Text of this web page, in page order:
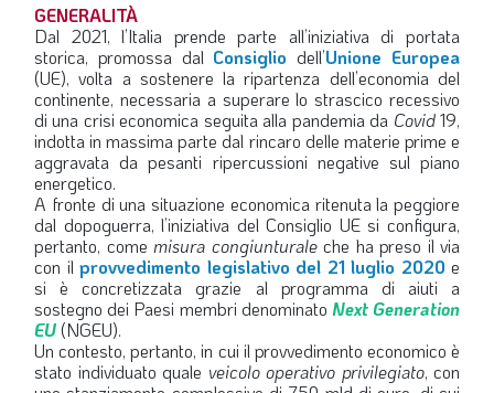
IN QUESTO NUMERO
SCENARIO ECONOMICO
SPAZIO APERTO
GOVERNANCE
FONDAZIONE
ASSOCIAZIONI
LA VIGNETTA DI EVASIO
SPECIALE
CAMBIA NUMERO expand_more
GENERALITÀ
Dal 2021, l’Italia prende parte all’iniziativa di portata
storica, promossa dal Consiglio dell’Unione Europea
(UE), volta a sostenere la ripartenza dell’economia del
continente, necessaria a superare lo strascico recessivo
di una crisi economica seguita alla pandemia da Covid19,
indotta in massima parte dal rincaro delle materie prime e
aggravata da pesanti ripercussioni negative sul piano
energetico.
A fronte di una situazione economica ritenuta la peggiore
dal dopoguerra, l’iniziativa del Consiglio UE si configura,
pertanto, come misura congiunturale che ha preso il via
con il provvedimento legislativo del 21 luglio 2020 e
si è concretizzata grazie al programma di aiuti a
sostegno dei Paesi membri denominato Next Generation
EU(NGEU).
Un contesto, pertanto, in cui il provvedimento economico è
stato individuato quale veicolo operativo privilegiato, con